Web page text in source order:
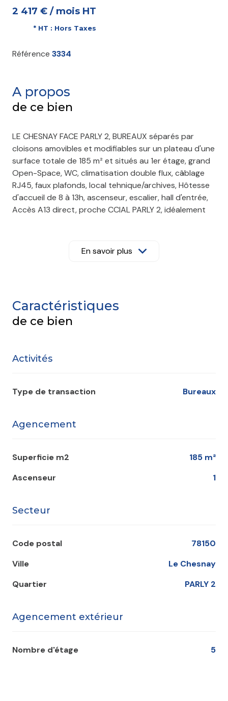
2 417 € / mois HT
* HT : Hors Taxes
Référence 3334
A propos
de ce bien
LE CHESNAY FACE PARLY 2, BUREAUX séparés par
cloisons amovibles et modifiables sur un plateau d'une
surface totale de 185 m² et situés au 1er étage, grand
Open-Space, WC, climatisation double flux, câblage
RJ45, faux plafonds, local tehnique/archives, Hôtesse
d'accueil de 8 à 13h, ascenseur, escalier, hall d'entrée,
Accès A13 direct, proche CCIAL PARLY 2, idéalement
3 mois de loyer + caution bancaire (GAPD) de 6 mois
de loyer + charges valables toute la durée de bail ou
En savoir plus
Caractéristiques
de ce bien
Activités
Type de transaction Bureaux
Agencement
Superficie m2
185 m²
Ascenseur
1
Secteur
Code postal
78150
Ville
Le Chesnay
Quartier
PARLY 2
Agencement extérieur
Nombre d'étage 5